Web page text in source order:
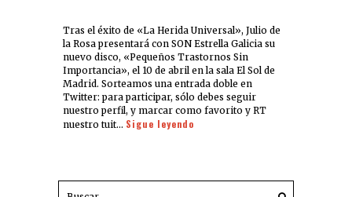
Tras el éxito de «La Herida Universal», Julio de
la Rosa presentará con SON Estrella Galicia su
nuevo disco, «Pequeños Trastornos Sin
Importancia», el 10 de abril en la sala El Sol de
Madrid. Sorteamos una entrada doble en
Twitter: para participar, sólo debes seguir
nuestro perfil, y marcar como favorito y RT
nuestro tuit… Sigue leyendo